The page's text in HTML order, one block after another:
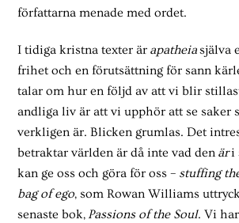
författarna menade med ordet.
I tidiga kristna texter är apatheiasjälva
frihet och en förutsättning för sann
talar om hur en följd av att vi blir
andliga liv är att vi upphör att se saker
verkligen är. Blicken grumlas. Det
betraktar världen är då inte vad den äri
kan ge oss och göra för oss – stuffing
bag of ego, som Rowan Williams
senaste bok,Passions of the Soul. Vi